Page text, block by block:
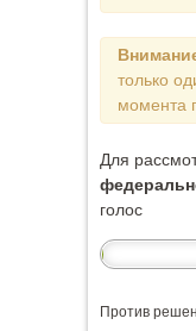
только
момента
Для
голос
Против